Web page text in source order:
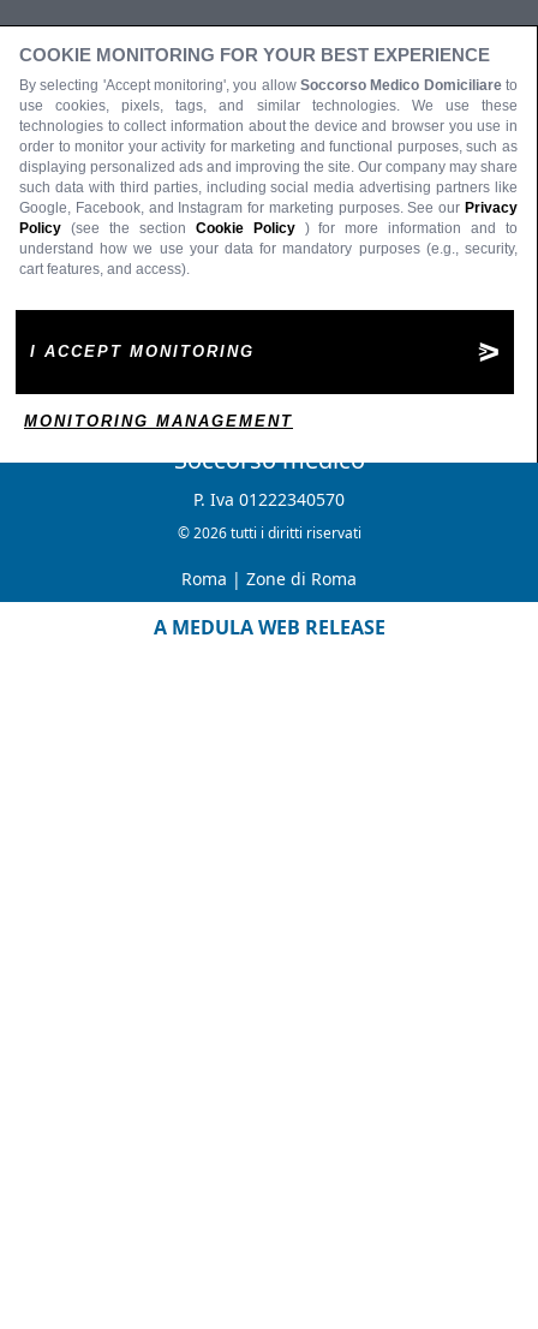
Soccorso medico
P. Iva 01222340570
© 2026 tutti i diritti riservati
Roma | Zone di Roma
A MEDULA WEB RELEASE
COOKIE MONITORING FOR YOUR BEST EXPERIENCE
By selecting 'Accept monitoring', you allow Soccorso Medico Domiciliare to
use cookies, pixels, tags, and similar technologies. We use these
technologies to collect information about the device and browser you use in
order to monitor your activity for marketing and functional purposes, such as
displaying personalized ads and improving the site. Our company may share
such data with third parties, including social media advertising partners like
Google, Facebook, and Instagram for marketing purposes. See our Privacy
Policy (see the section Cookie Policy
) for more information and to
understand how we use your data for mandatory purposes (e.g., security,
cart features, and access).
I ACCEPT MONITORING
MONITORING MANAGEMENT